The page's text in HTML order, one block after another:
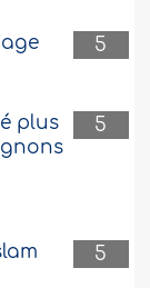
5
5
plus
5